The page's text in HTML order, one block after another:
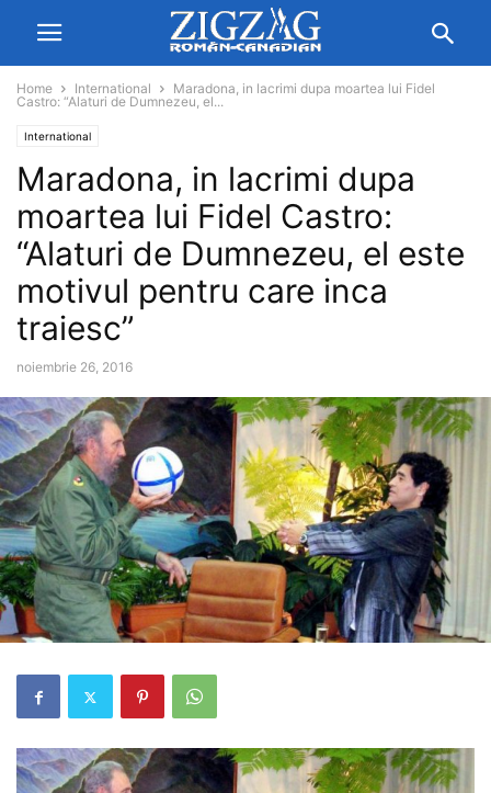
Home International
Maradona, in lacrimi dupa moartea lui Fidel
Castro: “Alaturi de Dumnezeu, el...
International
Maradona, in lacrimi dupa
moartea lui Fidel Castro:
“Alaturi de Dumnezeu, el este
motivul pentru care inca
traiesc”
noiembrie 26, 2016